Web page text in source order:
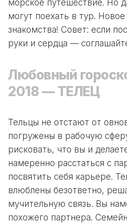
морское путешествие. Но
могут поехать в тур.
знакомства! Совет: если
руки и сердца —
Любовный
2018 — ТЕЛЕЦ
Тельцы не отстают от
погружены в рабочую
рисковать, что вы и
намеренно расстаться с
посвятить себя карьере.
влюблены безответно,
мучительную связь. Вы
похожего партнера.